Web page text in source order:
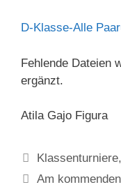
D-Klasse-Alle
Fehlende Dateien
ergänzt.
Atila Gajo Figura
Kategorien
Klassenturniere
Am